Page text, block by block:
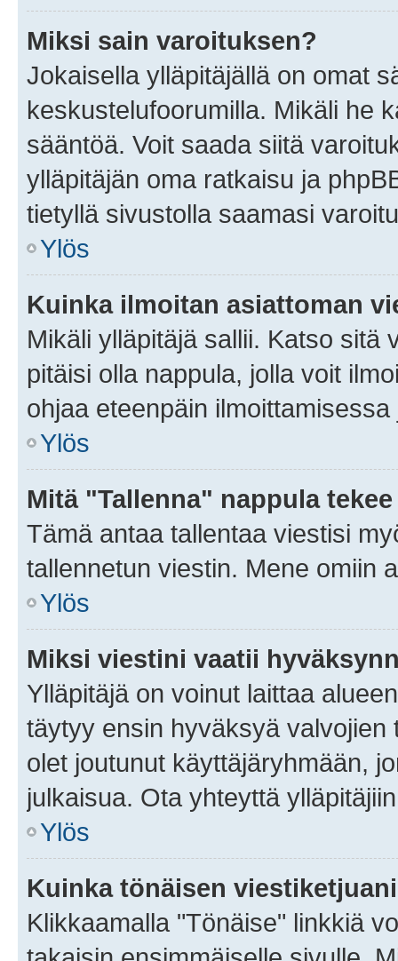
Miksi sain varoituksen?
Jokaisella ylläpitäjällä on omat
keskustelufoorumilla. Mikäli he
sääntöä. Voit saada siitä
ylläpitäjän oma ratkaisu ja
tietyllä sivustolla saamasi
Ylös
Kuinka ilmoitan asiattoman
Mikäli ylläpitäjä sallii. Katso sitä
pitäisi olla nappula, jolla voit
ohjaa eteenpäin
Ylös
Mitä "Tallenna" nappula
Tämä antaa tallentaa viestisi
tallennetun viestin. Mene omiin
Ylös
Miksi viestini vaatii
Ylläpitäjä on voinut laittaa
täytyy ensin hyväksyä
olet joutunut käyttäjäryhmään,
julkaisua. Ota yhteyttä
Ylös
Kuinka tönäisen
Klikkaamalla "Tönäise" linkkiä